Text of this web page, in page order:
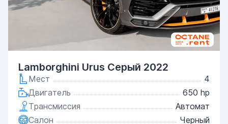
Lamborghini Urus Серый 2022
Мест
4
Двигатель
650 hp
Трансмиссия
Автомат
Салон
Черный